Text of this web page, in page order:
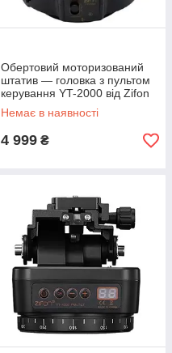
Обертовий моторизований
штатив — головка з пультом
керування YT-2000 від Zifon
Немає в наявності
4 999 ₴